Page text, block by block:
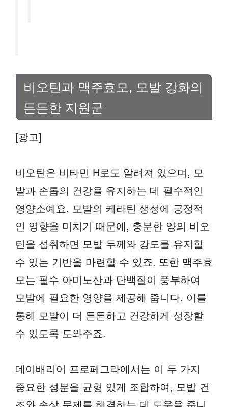
비오틴과 맥주효모, 모발 강화의
든든한 지원군
[광고]
비오틴은 비타민 H로도 알려져 있으며, 모
발과 손톱의 건강을 유지하는 데 필수적인
영양소예요. 모발의 케라틴 생성에 긍정적
인 영향을 미치기 때문에, 충분한 양의 비오
틴을 섭취하면 모발 두께와 강도를 유지할
수 있는 기반을 마련할 수 있죠. 또한 맥주효
모는 필수 아미노산과 단백질이 풍부하여
모발에 필요한 영양을 제공해 줍니다. 이를
통해 모발이 더 튼튼하고 건강하게 성장할
수 있도록 도와주죠.
데이배리어 프로페그라에서는 이 두 가지
중요한 성분을 균형 있게 조합하여, 모발 건